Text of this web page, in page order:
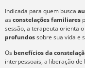
Indicada para quem busca
asconstelações familiares
sessão, a terapeuta orienta
profundossobre sua vida e
Os benefícios da
interpessoais, a liberação